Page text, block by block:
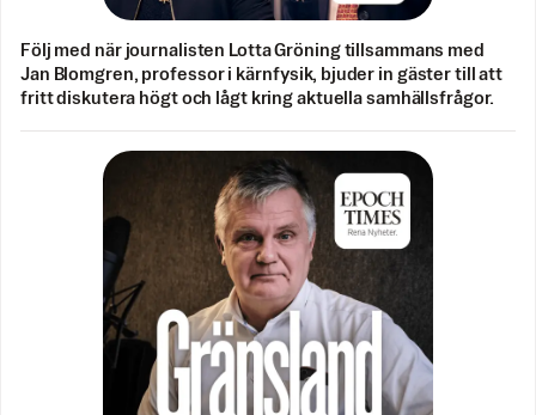
Följ med när journalisten Lotta Gröning tillsammans med
Jan Blomgren, professor i kärnfysik, bjuder in gäster till att
fritt diskutera högt och lågt kring aktuella samhällsfrågor.